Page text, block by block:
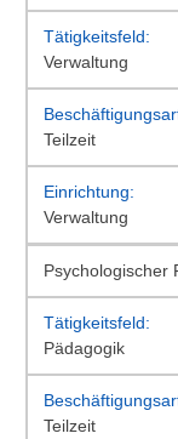
Verwaltung
Teilzeit
Verwaltung
Psychologischer
Pädagogik
Teilzeit